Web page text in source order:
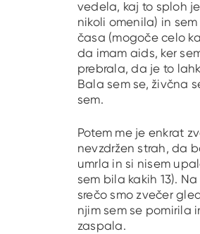
vedela, kaj to sploh
nikoli omenila) in
časa (mogoče celo
da imam aids, ker
prebrala, da je to
Bala sem se, živčna
sem.
Potem me je enkrat
nevzdržen strah, da
umrla in si nisem
sem bila kakih 13).
srečo smo zvečer
njim sem se pomirila
zaspala.